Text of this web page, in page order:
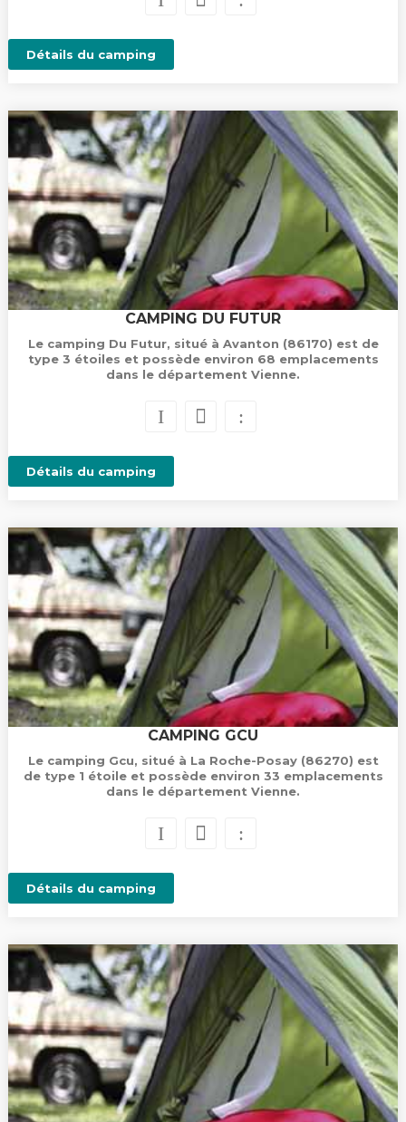
Détails du camping
CAMPING DU FUTUR
Le camping Du Futur, situé à Avanton (86170) est de
type 3 étoiles et possède environ 68 emplacements
dans le département Vienne.
Détails du camping
CAMPING GCU
Le camping Gcu, situé à La Roche-Posay (86270) est
de type 1 étoile et possède environ 33 emplacements
dans le département Vienne.
Détails du camping